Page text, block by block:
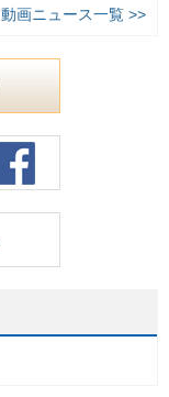
動画ニュース一覧 >>